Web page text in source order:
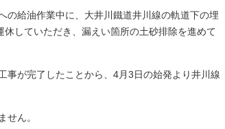
の給油作業中に、大井川鐵道井川線の軌道下の埋
していただき、漏えい箇所の土砂排除を進めて
事が完了したことから、4月3日の始発より井川線
せん。